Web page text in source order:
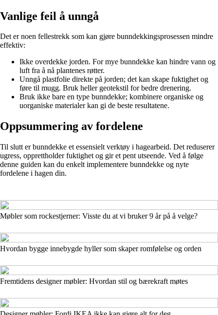
Vanlige feil å unngå
Det er noen fellestrekk som kan gjøre bunndekkingsprosessen mindre
effektiv:
Ikke overdekke jorden. For mye bunndekke kan hindre vann og
luft fra å nå plantenes røtter.
Unngå plastfolie direkte på jorden; det kan skape fuktighet og
føre til mugg. Bruk heller geotekstil for bedre drenering.
Bruk ikke bare en type bunndekke; kombinere organiske og
uorganiske materialer kan gi de beste resultatene.
Oppsummering av fordelene
Til slutt er bunndekke et essensielt verktøy i hagearbeid. Det reduserer
ugress, opprettholder fuktighet og gir et pent utseende. Ved å følge
denne guiden kan du enkelt implementere bunndekke og nyte
fordelene i hagen din.
Møbler som rockestjerner: Visste du at vi bruker 9 år på å velge?
Hvordan bygge innebygde hyller som skaper romfølelse og orden
Fremtidens designer møbler: Hvordan stil og bærekraft møtes